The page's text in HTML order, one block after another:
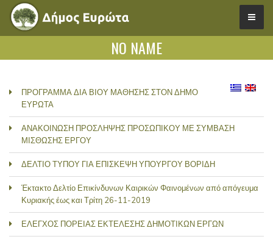
NO NAME
ΠΡΟΓΡΑΜΜΑ ΔΙΑ ΒΙΟΥ ΜΑΘΗΣΗΣ ΣΤΟΝ ΔΗΜΟ
ΕΥΡΩΤΑ
ΑΝΑΚΟΙΝΩΣΗ ΠΡΟΣΛΗΨΗΣ ΠΡΟΣΩΠΙΚΟΥ ΜΕ ΣΥΜΒΑΣΗ
ΜΙΣΘΩΣΗΣ ΕΡΓΟΥ
ΔΕΛΤΙΟ ΤΥΠΟΥ ΓΙΑ ΕΠΙΣΚΕΨΗ ΥΠΟΥΡΓΟΥ ΒΟΡΙΔΗ
Έκτακτο Δελτίο Επικίνδυνων Καιρικών Φαινομένων από απόγευμα
Κυριακής έως και Τρίτη 26-11-2019
ΕΛΕΓΧΟΣ ΠΟΡΕΙΑΣ ΕΚΤΕΛΕΣΗΣ ΔΗΜΟΤΙΚΩΝ ΕΡΓΩΝ